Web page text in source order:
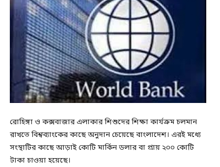
রোহিঙ্গা ও কক্সবাজার এলাকার শিশুদের শিক্ষা কার্যক্রম চলমান
রাখতে বিশ্বব্যাংকের কাছে অনুদান চেয়েছে বাংলাদেশ। এরই মধ্যে
সংস্থাটির কাছে আড়াই কোটি মার্কিন ডলার বা প্রায় ২০০ কোটি
টাকা চাওয়া হয়েছে।